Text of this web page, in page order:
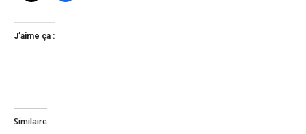
J’aime ça :
Similaire